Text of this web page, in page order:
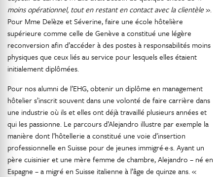
moins opérationnel, tout en restant en contact avec la clientèle».
Pour Mme Delèze et Séverine, faire une école hôtelière
supérieure comme celle de Genève a constitué une légère
reconversion afin d’accéder à des postes à responsabilités moins
physiques que ceux liés au service pour lesquels elles étaient
initialement diplômées.
Pour nos alumni de l’EHG, obtenir un diplôme en management
hôtelier s’inscrit souvent dans une volonté de faire carrière dans
une industrie où ils et elles ont déjà travaillé plusieurs années et
qui les passionne. Le parcours d’Alejandro illustre par exemple la
manière dont l’hôtellerie a constitué une voie d’insertion
professionnelle en Suisse pour de jeunes immigré·e·s. Ayant un
père cuisinier et une mère femme de chambre, Alejandro – né en
Espagne – a migré en Suisse italienne à l’âge de quinze ans. «